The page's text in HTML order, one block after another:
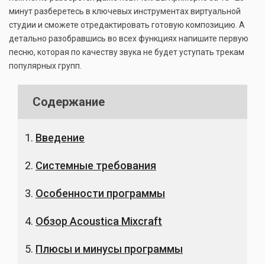
минут разберетесь в ключевых инструментах виртуальной
студии и сможете отредактировать готовую композицию. А
детально разобравшись во всех функциях напишите первую
песню, которая по качеству звука не будет уступать трекам
популярных групп.
Содержание
Введение
Системные требования
Особенности программы
Обзор Acoustica Mixcraft
Плюсы и минусы программы